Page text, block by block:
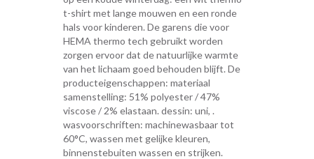
t-shirt met lange mouwen en een ronde
hals voor kinderen. De garens die voor
HEMA thermo tech gebruikt worden
zorgen ervoor dat de natuurlijke warmte
van het lichaam goed behouden blijft. De
producteigenschappen: materiaal
samenstelling: 51% polyester / 47%
viscose / 2% elastaan. dessin: uni, .
wasvoorschriften: machinewasbaar tot
60°C, wassen met gelijke kleuren,
binnenstebuiten wassen en strijken.